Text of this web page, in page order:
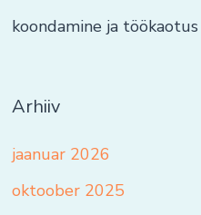
koondamine ja töökaotus
Arhiiv
jaanuar 2026
oktoober 2025